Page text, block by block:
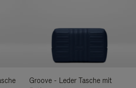
Groove - Leder Tasche mit